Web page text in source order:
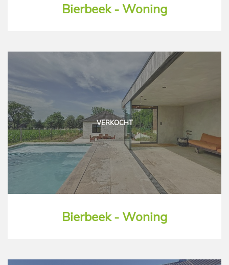
Bierbeek - Woning
VERKOCHT
Bierbeek - Woning